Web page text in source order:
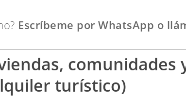
Escríbeme por WhatsApp o
comunidades
turístico)